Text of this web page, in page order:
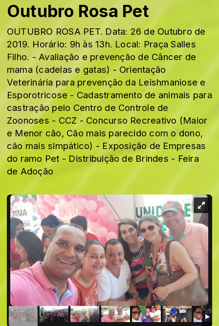
Outubro Rosa Pet
OUTUBRO ROSA PET. Data: 26 de Outubro de
2019. Horário: 9h às 13h. Local: Praça Salles
Filho. - Avaliação e prevenção de Câncer de
mama (cadelas e gatas) - Orientação
Veterinária para prevenção da Leishmaniose e
Esporotricose - Cadastramento de animais para
castração pelo Centro de Controle de
Zoonoses - CCZ - Concurso Recreativo (Maior
e Menor cão, Cão mais parecido com o dono,
cão mais simpático) - Exposição de Empresas
do ramo Pet - Distribuição de Brindes - Feira
de Adoção